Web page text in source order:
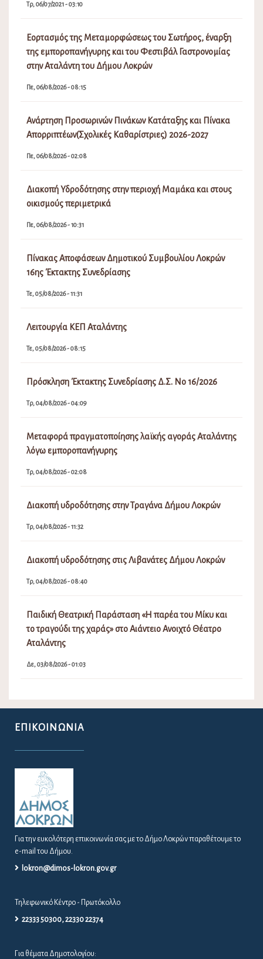
Τρ, 06/07/2021 - 03:10
Εορτασμός της Μεταμορφώσεως του Σωτήρος, έναρξη
της εμποροπανήγυρης και του Φεστιβάλ Γαστρονομίας
στην Αταλάντη του Δήμου Λοκρών
Πε, 06/08/2026 - 08:15
Ανάρτηση Προσωρινών Πινάκων Κατάταξης και Πίνακα
Απορριπτέων(Σχολικές Καθαρίστριες) 2026-2027
Πε, 06/08/2026 - 02:08
Διακοπή Υδροδότησης στην περιοχή Μαμάκα και στους
οικισμούς περιμετρικά
Πε, 06/08/2026 - 10:31
Πίνακας Αποφάσεων Δημοτικού Συμβουλίου Λοκρών
16ης Έκτακτης Συνεδρίασης
Τε, 05/08/2026 - 11:31
Λειτουργία ΚΕΠ Αταλάντης
Τε, 05/08/2026 - 08:15
Πρόσκληση Έκτακτης Συνεδρίασης Δ.Σ. Νο 16/2026
Τρ, 04/08/2026 - 04:09
Μεταφορά πραγματοποίησης λαϊκής αγοράς Αταλάντης
λόγω εμποροπανήγυρης
Τρ, 04/08/2026 - 02:08
Διακοπή υδροδότησης στην Τραγάνα Δήμου Λοκρών
Τρ, 04/08/2026 - 11:32
Διακοπή υδροδότησης στις Λιβανάτες Δήμου Λοκρών
Τρ, 04/08/2026 - 08:40
Παιδική Θεατρική Παράσταση «Η παρέα του Μίκυ και
το τραγούδι της χαράς» στο Αιάντειο Ανοιχτό Θέατρο
Αταλάντης
Δε, 03/08/2026 - 01:03
ΕΠΙΚΟΙΝΩΝΊΑ
Για την ευκολότερη επικοινωνία σας με το Δήμο Λοκρών παραθέτουμε το
e-mail του Δήμου.
lokron@dimos-lokron.gov.gr
Τηλεφωνικό Κέντρο - Πρωτόκολλο
22333 50300, 22330 22374
Για θέματα Δημοτολογίου: